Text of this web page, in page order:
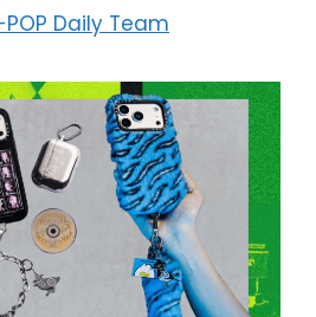
POP Daily Team